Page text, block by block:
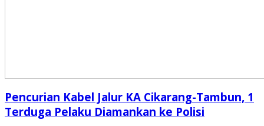
Pencurian Kabel Jalur KA Cikarang-Tambun, 1
Terduga Pelaku Diamankan ke Polisi